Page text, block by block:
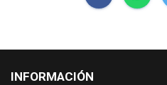
INFORMACIÓN